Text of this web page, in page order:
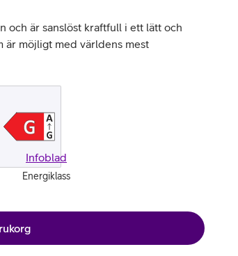
och är sanslöst kraftfull i ett lätt och
är möjligt med världens mest
Energiklass
Infoblad